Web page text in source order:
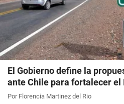
El Gobierno define la
ante Chile para fortalecer el
Por Florencia Martinez del Rio